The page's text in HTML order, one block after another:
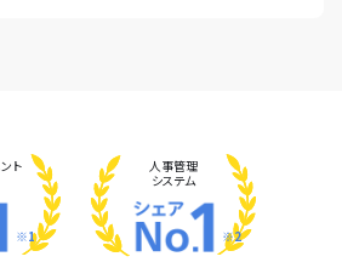
ト
※1
人事管理
システム
※2